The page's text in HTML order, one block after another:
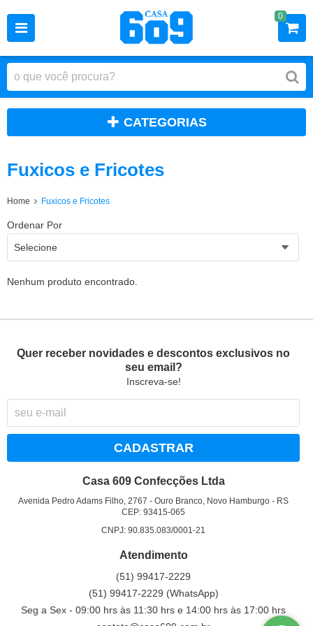
0
CATEGORIAS
Fuxicos e Fricotes
Home Fuxicos e Fricotes
Ordenar Por
Selecione
Nenhum produto encontrado.
Quer receber novidades e descontos exclusivos no
seu email?
Inscreva-se!
CADASTRAR
Casa 609 Confecções Ltda
Avenida Pedro Adams Filho, 2767 -Ouro Branco, Novo Hamburgo - RS
CEP: 93415-065
CNPJ: 90.835.083/0001-21
Atendimento
(51) 99417-2229
(51) 99417-2229 (WhatsApp)
Seg a Sex - 09:00 hrs às 11:30 hrs e 14:00 hrs às 17:00 hrs